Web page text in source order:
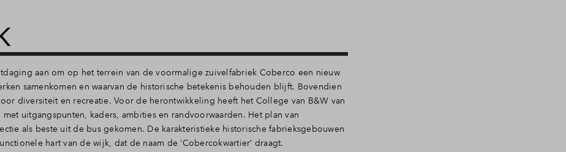
aan om op het terrein van de voormalige zuivelfabriek Coberco een nieuw
samenkomen en waarvan de historische betekenis behouden blijft. Bovendien
diversiteit en recreatie. Voor de herontwikkeling heeft het College van B&W van
uitgangspunten, kaders, ambities en randvoorwaarden. Het plan van
als beste uit de bus gekomen. De karakteristieke historische fabrieksgebouwen
hart van de wijk, dat de naam de ‘Cobercokwartier’ draagt.